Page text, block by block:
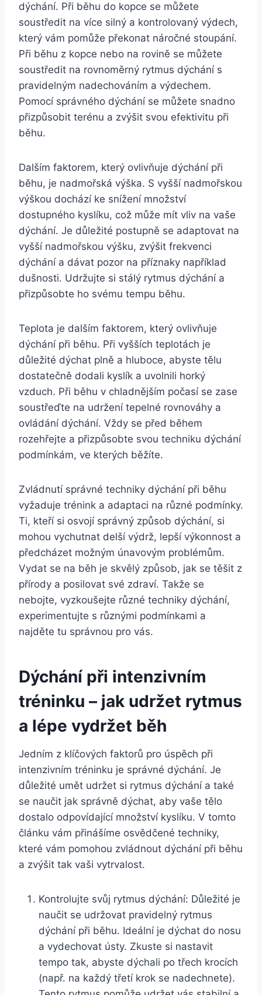
dýchání. Při běhu do kopce se můžete
soustředit na více silný a kontrolovaný výdech,
který vám pomůže překonat náročné stoupání.
Při běhu z kopce nebo na rovině se můžete
soustředit na rovnoměrný rytmus dýchání s
pravidelným nadechováním a výdechem.
Pomocí správného dýchání se můžete snadno
přizpůsobit terénu a zvýšit svou efektivitu při
běhu.
Dalším faktorem, který ovlivňuje dýchání při
běhu, je nadmořská výška. S vyšší nadmořskou
výškou dochází ke snížení množství
dostupného kyslíku, což může mít vliv na vaše
dýchání. Je důležité postupně se adaptovat na
vyšší nadmořskou výšku, zvýšit frekvenci
dýchání a dávat pozor na příznaky například
dušnosti. Udržujte si stálý rytmus dýchání a
přizpůsobte ho svému tempu běhu.
Teplota je dalším faktorem, který ovlivňuje
dýchání při běhu. Při vyšších teplotách je
důležité dýchat plně a hluboce, abyste tělu
dostatečně dodali kyslík a uvolnili horký
vzduch. Při běhu v chladnějším počasí se zase
soustřeďte na udržení tepelné rovnováhy a
ovládání dýchání. Vždy se před během
rozehřejte a přizpůsobte svou techniku dýchání
podmínkám, ve kterých běžíte.
Zvládnutí správné techniky dýchání při běhu
vyžaduje trénink a adaptaci na různé podmínky.
Ti, kteří si osvojí správný způsob dýchání, si
mohou vychutnat delší výdrž, lepší výkonnost a
předcházet možným únavovým problémům.
Vydat se na běh je skvělý způsob, jak se těšit z
přírody a posilovat své zdraví. Takže se
nebojte, vyzkoušejte různé techniky dýchání,
experimentujte s různými podmínkami a
najděte tu správnou pro vás.
Dýchání při intenzivním
tréninku – jak udržet rytmus
a lépe vydržet běh
Jedním z klíčových faktorů pro úspěch při
intenzivním tréninku je správné dýchání. Je
důležité umět udržet si rytmus dýchání a také
se naučit jak správně dýchat, aby vaše tělo
dostalo odpovídající množství kyslíku. V tomto
článku vám přinášíme osvědčené techniky,
které vám pomohou zvládnout dýchání při běhu
a zvýšit tak vaši vytrvalost.
Kontrolujte svůj rytmus dýchání: Důležité je
naučit se udržovat pravidelný rytmus
dýchání při běhu. Ideální je dýchat do nosu
a vydechovat ústy. Zkuste si nastavit
tempo tak, abyste dýchali po třech krocích
(např. na každý třetí krok se nadechnete).